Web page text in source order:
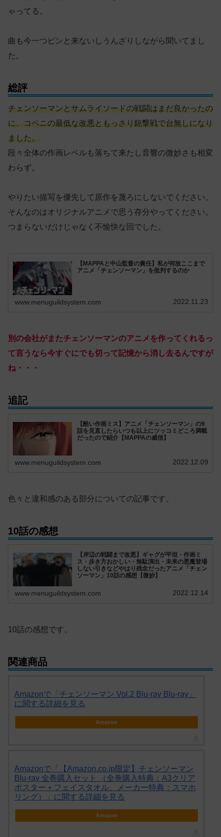
ゃってる。
曲も今一つピンと来ないしうんざりしながら聞いてまし
た。
総評
チェンソーマンとサムライソードの戦闘はまだ良かったの
に、コベニの最低な改悪ともっさり銃撃戦で台無しになり
ました。
段々全体の作画レベルも落ちて来たし音響の微妙さも相変
わらず。
やりたい描写を優先して原作を蔑ろにしないでください。
そんなのはオリジナルアニメで思う存分やってください。
つまらないだけじゃなく不愉快な回でした。
【MAPPAと中山監督の責任】私が何故ここまで
アニメ「チェンソーマン」を批判するのか
www.menuguildsystem.com 2022.11.23
別の会社がまたチェンソーマンのアニメを作ってくれるっ
て言うなら今すぐにでも切って記憶から消し去るんですが
ね・・・
追記
【酷い作画ミス】アニメ「チェンソーマン」の9
話を見直したらいつも以上にツッコミどころ満載
だったので紹介【MAPPAの威信】
www.menuguildsystem.com 2022.12.09
色々と違和感のある部分についての記事です。
10話の感想
【岸辺の戦闘まで改悪】ギャグが平坦・作画ミ
ス・歩き方おかしい・無駄演出・未来の悪魔登場
しない引きなどやはり残念だったアニメ「チェン
ソーマン」10話の感想【微妙】
www.menuguildsystem.com 2022.12.14
10話の感想です。
関連商品
Amazonで「チェンソーマン Vol.2 Blu-ray Blu-ray」
に関する詳細を見る
Amazon
Amazonで「【Amazon.co.jp限定】チェンソーマン
Blu-ray 全巻購入セット （全巻購入特典：A3クリア
ポスター＋フェイスタオル、メーカー特典：スマホ
リング）」に関する詳細を見る
Amazon